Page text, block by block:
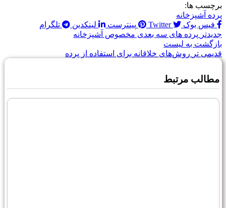
برچسب ها:
پرده آشپزخانه
فیس بوک
Twitter پینترست لینکدین
تلگرام
جدیدتر پرده های سه بعدی مخصوص آشپزخانه
بازگشت به لیست
قدیمی تر روش‌های خلاقانه برای استفاده از پرده
مطالب مرتبط